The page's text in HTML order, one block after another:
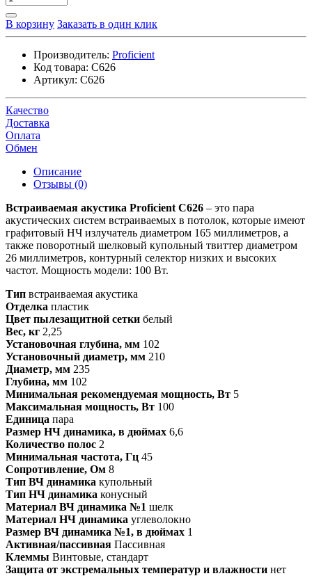
В корзину Заказать в один клик
Производитель: Proficient
Код товара: C626
Артикул: C626
Качество
Доставка
Оплата
Обмен
Описание
Отзывы (0)
Встраиваемая акустика Proficient C626 – это пара
акустических систем встраиваемых в потолок, которые имеют
графитовый НЧ излучатель диаметром 165 миллиметров, а
также поворотный шелковый купольный твиттер диаметром
26 миллиметров, контурный селектор низких и высоких
частот. Мощность модели: 100 Вт.
Тип встраиваемая акустика
Отделка пластик
Цвет пылезащитной сетки белый
Вес, кг 2,25
Установочная глубина, мм 102
Установочный диаметр, мм 210
Диаметр, мм 235
Глубина, мм 102
Минимальная рекомендуемая мощность, Вт 5
Максимальная мощность, Вт 100
Единица пара
Размер НЧ динамика, в дюймах 6,6
Количество полос 2
Минимальная частота, Гц 45
Сопротивление, Ом 8
Тип ВЧ динамика купольный
Тип НЧ динамика конусный
Материал ВЧ динамика №1 шелк
Материал НЧ динамика углеволокно
Размер ВЧ динамика №1, в дюймах 1
Активная/пассивная Пассивная
Клеммы Винтовые, стандарт
Защита от экстремальных температур и влажности нет